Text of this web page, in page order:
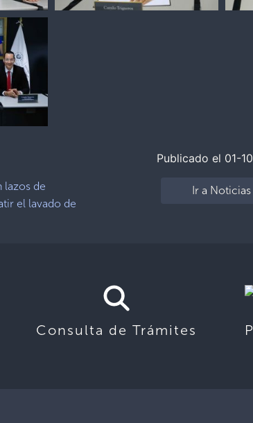
Publicado el 01-
lazos de
el lavado de
Ir a Noticias
Consulta de Trámites